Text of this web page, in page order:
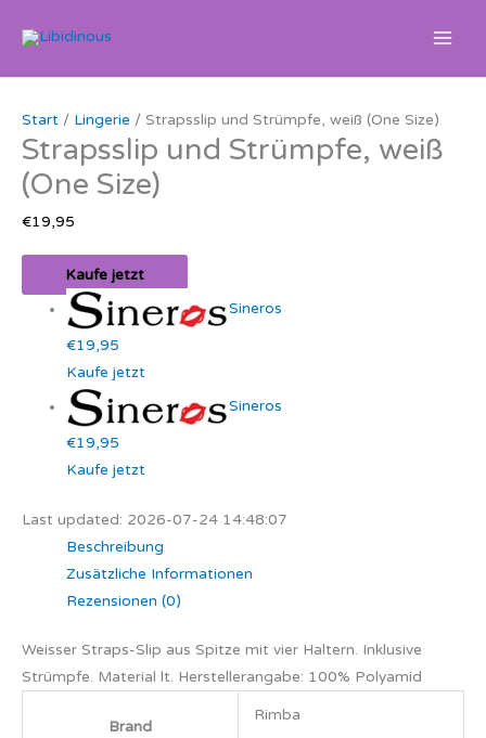
Inhalt
Start / Lingerie / Strapsslip und Strümpfe, weiß (One Size)
Strapsslip und Strümpfe, weiß
(One Size)
€19,95
Kaufe jetzt
Sineros
€19,95
Kaufe jetzt
Sineros
€19,95
Kaufe jetzt
Last updated: 2026-07-24 14:48:07
Beschreibung
Zusätzliche Informationen
Rezensionen (0)
Weisser Straps-Slip aus Spitze mit vier Haltern. Inklusive
Strümpfe. Material lt. Herstellerangabe: 100% Polyamid
Brand
Rimba